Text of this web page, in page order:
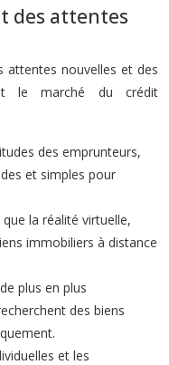
des attentes
attentes nouvelles et des
le marché du crédit
des emprunteurs,
et simples pour
la réalité virtuelle,
immobiliers à distance
plus en plus
des biens
et les